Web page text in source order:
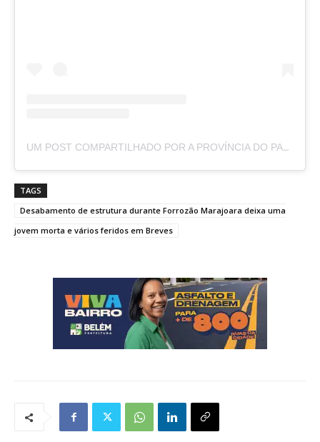
UM POST COMPARTILHADO POR A PROVÍNCIA DO PARÁ (@APROVINCIADOPARA)
TAGS
Desabamento de estrutura durante Forrozão Marajoara deixa uma
jovem morta e vários feridos em Breves